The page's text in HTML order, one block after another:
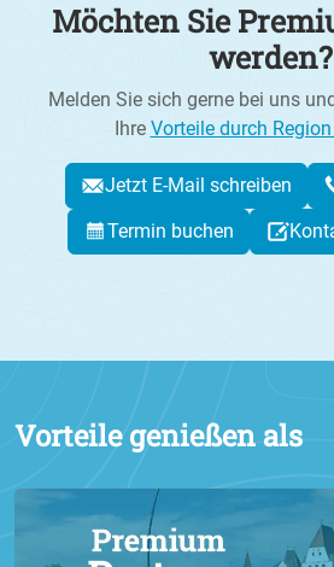
Möchten Sie
werden?
Melden Sie sich gerne bei uns
Ihre Vorteile durch
Jetzt E-Mail schreiben
Termin buchen
Vorteile genießen als